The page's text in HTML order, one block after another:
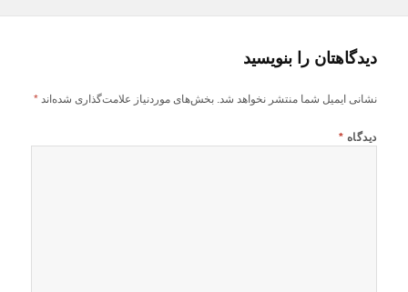
دیدگاهتان را بنویسید
نشانی ایمیل شما منتشر نخواهد شد. بخش‌های موردنیاز علامت‌گذاری شده‌اند*
دیدگاه *